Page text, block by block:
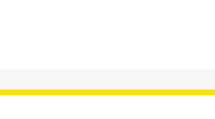
Informace
Můj